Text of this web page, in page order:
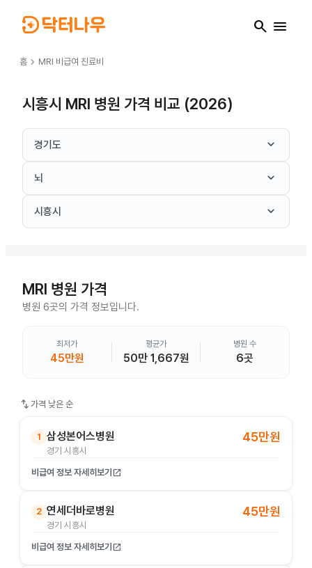
search menu
홈 chevron_right MRI 비급여 진료비
시흥시 MRI 병원 가격 비교 (2026)
경기도 keyboard_arrow_down
뇌 keyboard_arrow_down
시흥시 keyboard_arrow_down
MRI 병원 가격
병원 6곳의 가격 정보입니다.
최저가
45만원
평균가
50만 1,667원
병원 수
6곳
swap_vert 가격 낮은 순
1 삼성본어스병원
경기 시흥시
45만원
비급여 정보 자세히보기 open_in_new
2 연세더바로병원
경기 시흥시
45만원
비급여 정보 자세히보기 open_in_new